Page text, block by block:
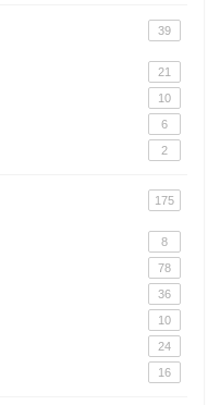
39
21
10
6
2
175
8
78
36
10
24
16